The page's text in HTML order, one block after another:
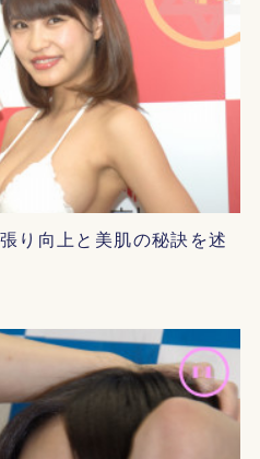
り向上と美肌の秘訣を述